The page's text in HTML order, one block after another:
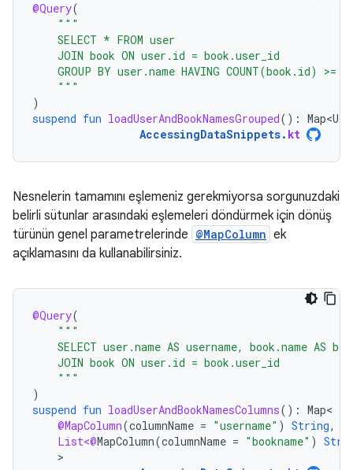
@Query(
"""
    SELECT * FROM user
    JOIN book ON user.id = book.user_id
    GROUP BY user.name HAVING COUNT(book.id) >= 3
    """
)
suspend fun loadUserAndBookNamesGrouped():
AccessingDataSnippets. kt
Nesnelerin tamamını eşlemeniz gerekmiyorsa sorgunuzdaki
belirli sütunlar arasındaki eşlemeleri döndürmek için dönüş
türünün genel parametrelerinde @MapColumn ek
açıklamasını da kullanabilirsiniz.
@Query(
"""
SELECT user.name AS username, book.name AS
    JOIN book ON user.id = book.user_id
    """
)
suspend fun loadUserAndBookNamesColumns(): Map
@MapColumn(columnName = "username" ) String,
List<@MapColumn(columnName = "bookname" )
>